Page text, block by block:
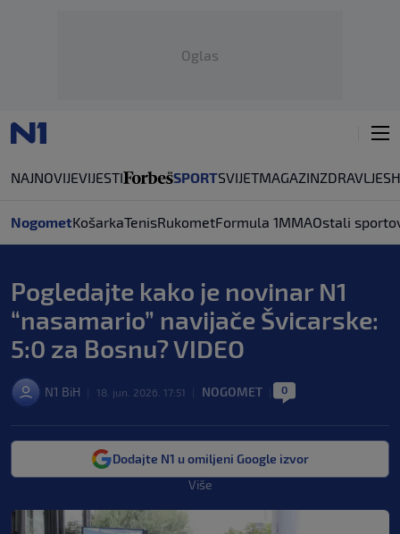
Oglas
NAJNOVIJEVIJESTI SPORTSVIJETMAGAZINZDRAVLJE
NogometKošarkaTenisRukometFormula 1MMAOstali
Pogledajte kako je novinar N1
“nasamario” navijače Švicarske:
5:0 za Bosnu? VIDEO
N1 BiH 18. jun. 2026. 17:51 NOGOMET 0
Dodajte N1 u omiljeni Google izvor
Više